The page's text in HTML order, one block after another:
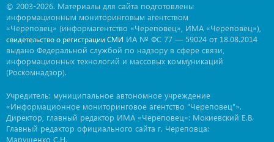
© 2003-2026. Материалы для сайта подготовлены
информационным мониторинговым агентством
«Череповец» (информагентство «Череповец», ИМА «Череповец»),
свидетельство о регистрации СМИ ИА № ФС 77 — 59024 от 18.08.2014
выдано Федеральной службой по надзору в сфере связи,
информационных технологий и массовых коммуникаций
(Роскомнадзор).
Учредитель: муниципальное автономное учреждение
«Информационное мониторинговое агентство "Череповец"».
Директор, главный редактор ИМА «Череповец»: Мокиевский Е.В.
Главный редактор официального сайта г. Череповца:
Марущенко С.Н.